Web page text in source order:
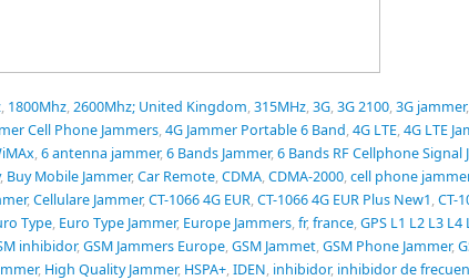
, 1800Mhz,2600Mhz; United Kingdom,315MHz,3G,3G 2100,3G jammer,
Cell Phone Jammers,4G Jammer Portable 6 Band,4G LTE,4G LTE
,6 antenna jammer,6 Bands Jammer,6 Bands RF Cellphone Signal
, Buy Mobile Jammer,Car Remote,CDMA,CDMA-2000,cell phone jammer
,Cellulare Jammer,CT-1066 4G EUR,CT-1066 4G EUR Plus New1,CT-
Type, Euro Type Jammer, Europe Jammers,fr,france,GPS L1 L2 L3 L4
inhibidor,GSM Jammers Europe,GSM Jammet,GSM Phone Jammer,
, High Quality Jammer, HSPA+,IDEN, inhibidor, inhibidor de